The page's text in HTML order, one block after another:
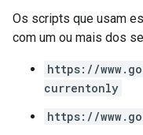
Os scripts que usam
com um ou mais dos
https://
currentonly
https://